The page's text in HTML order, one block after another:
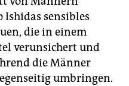
sensibles
die in einem
verunsichert und
die Männer
umbringen.